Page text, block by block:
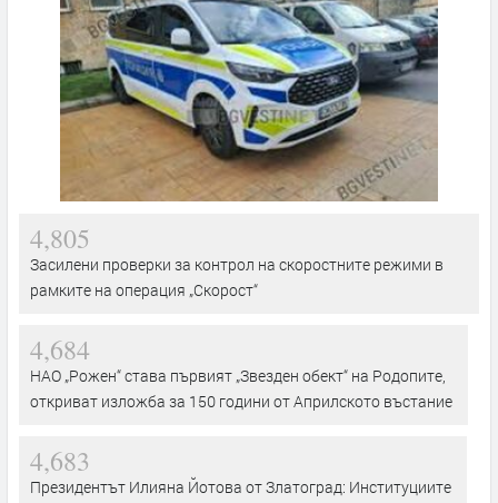
4,805
Засилени проверки за контрол на скоростните режими в
рамките на операция „Скорост“
4,684
НАО „Рожен“ става първият „Звезден обект“ на Родопите,
откриват изложба за 150 години от Априлското въстание
4,683
Президентът Илияна Йотова от Златоград: Институциите